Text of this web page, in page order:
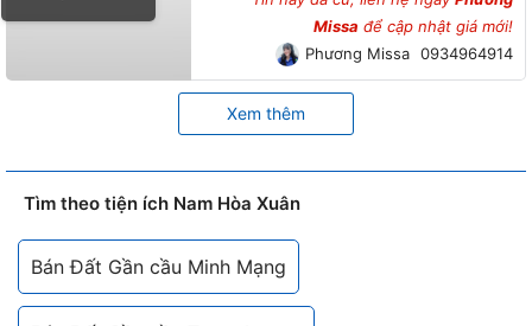
Missa để cập nhật giá mới!
Phương Missa 0934964914
Xem thêm
Tìm theo tiện ích Nam Hòa Xuân
Bán Đất Gần cầu Minh Mạng